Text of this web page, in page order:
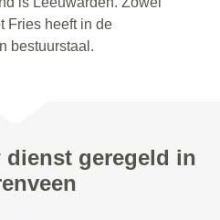
Fries heeft in de
bestuurstaal.
dienst geregeld in